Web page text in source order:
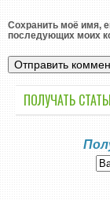
Сохранить моё имя,
последующих моих
ПОЛУЧАТЬ